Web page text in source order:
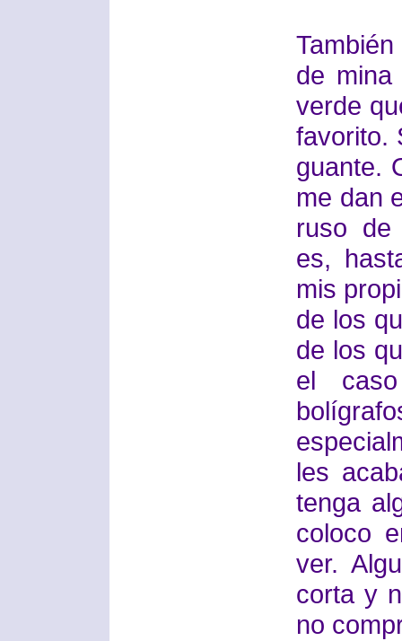
de
verde
favorito.
guante.
me dan
ruso de
es,
mis
de los
de los
el
les
tenga
coloco
ver.
corta y
no